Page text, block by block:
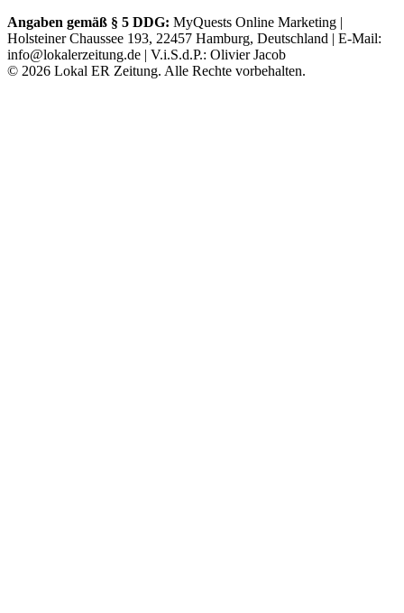
Angaben gemäß § 5 DDG: MyQuests Online Marketing |
Holsteiner Chaussee 193, 22457 Hamburg, Deutschland | E-Mail:
info@lokalerzeitung.de | V.i.S.d.P.: Olivier Jacob
© 2026 Lokal ER Zeitung. Alle Rechte vorbehalten.